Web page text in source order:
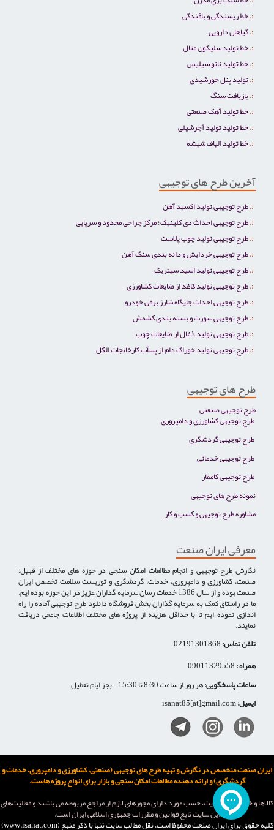
خط ریسندگی و بافندگی
گیاهان دارویی
خط تولید سلیکون متال
خط تولید نانو سیلیس
تولید پنل خورشیدی
بازیافت سنگ
خط تولید آهک صنعتی
خط تولید تولید آجرشیلی
خط تولید الیاف شیشه
آخرین طرح های توجیهی
طرح توجیهی تولید اکسید آهن
طرح توجیهی احداث دی کلینیک؛ مرکز جراحی محدود و سرپایی
طرح توجیهی تولید چوب پلاست
طرح توجیهی خردایش و دانه بندی سنگ آهن
طرح توجیهی تولید اسید سیتریک
طرح توجیهی تولید کاغذ از ضایعات کشاورزی
طرح توجیهی احداث جایگاه شارژ برقی خودرو
طرح توجیهی سورت و بسته بندی کشمش
طرح توجیهی تولید ذغال از ضایعات چوب
طرح توجیهی تولید خوراک دام از پسآب کارخانجات الکل
طرح های توجیهی
طرح توجیهی صنعتی
طرح توجیهی کشاورزی و دامپروری
طرح توجیهی گردشگری
طرح توجیهی خدماتی
طرح توجیهی کامفار
نمونه طرح های توجیهی
مشاوره طرح توجیهی و کسب و کار
معرفی ایران صنعت
نگارش طرح توجیهی و انجام مطالعات امکان سنجی در حوزه های مختلف از قبیل:
صنعت، کشاورزی و دامپروری، خدمات، گردشگری و توریست سلامت تخصص ایران
صنعت بوده و از سال 1386 خدمات رسان سرمایه گذاران عزیز در این حوزه بوده ایم.
ما در راستای کمک به سرمایه گذاران بخش فروشگاه دانلود طرح توجیهی آماده را راه
اندازی نموده ایم تا با حداقل هزینه از پروژه های مختلف اطلاعات جامعی دریافت
نمایند.
تلفن تماس:
همراه :
ساعات پاسخگویی:هر روز از ساعت 8:30 تا 15:30 - بجز ایام تعطیل
ایمیل:
ایران صنعت متخصص در نگارش و تهیه طرح های توجیهی (صنعتی، کشاورزی و دامپروری، خدمات و
گردشگری) و ارائه دهنده مطالعات امکان سنجی و بازار برای انواع پروژه هاست.
كالاها و خدمات اين سایت، حسب مورد دارای مجوزهای لازم از مراجع مربوطه می باشند و فعاليت‌های
اين سايت تابع قوانين و مقررات جمهوری اسلامی ايران است.
کلیه حقوق برای ایران صنعت محفوظ است، نقل مطالب سايت تنها با ذکر منبع (www.isanat.com)